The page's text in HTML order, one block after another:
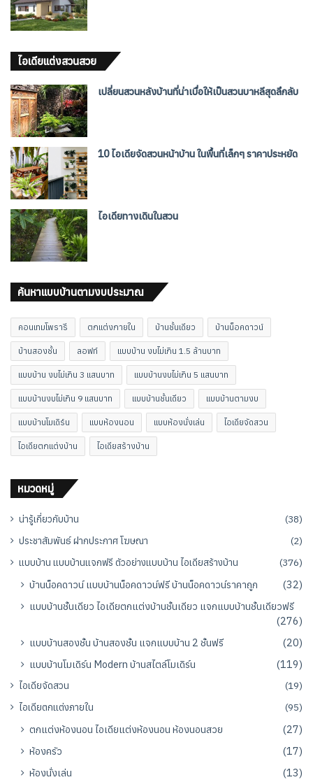
ไอเดียแต่งสวนสวย
เปลี่ยนสวนหลังบ้านที่น่าเบื่อให้เป็นสวนบาหลีสุดลึกลับ
10 ไอเดียจัดสวนหน้าบ้าน ในพื้นที่เล็กๆ ราคาประหยัด
ไอเดียทางเดินในสวน
ค้นหาแบบบ้านตามงบประมาณ
คอนเทมโพรารี ตกแต่งภายใน บ้านชั้นเดียว บ้านน็อคดาวน์
บ้านสองชั้น ลอฟท์ แบบบ้าน งบไม่เกิน 1.5 ล้านบาท
แบบบ้าน งบไม่เกิน 3 แสนบาท แบบบ้านงบไม่เกิน 5 แสนบาท
แบบบ้านงบไม่เกิน 9 แสนบาท แบบบ้านชั้นเดียว แบบบ้านตามงบ
แบบบ้านโมเดิร์น แบบห้องนอน แบบห้องนั่งเล่น ไอเดียจัดสวน
ไอเดียตกแต่งบ้าน ไอเดียสร้างบ้าน
หมวดหมู่
น่ารู้เกี่ยวกับบ้าน
(38)
ประชาสัมพันธ์ ฝากประกาศ โฆษณา
(2)
แบบบ้าน แบบบ้านแจกฟรี ตัวอย่างแบบบ้าน ไอเดียสร้างบ้าน
(376)
บ้านน็อคดาวน์ แบบบ้านน็อคดาวน์ฟรี บ้านน็อคดาวน์ราคาถูก
(32)
แบบบ้านชั้นเดียว ไอเดียตกแต่งบ้านชั้นเดียว แจกแบบบ้านชั้นเดียวฟรี
(276)
แบบบ้านสองชั้น บ้านสองชั้น แจกแบบบ้าน 2 ชั้นฟรี
(20)
แบบบ้านโมเดิร์น Modern บ้านสไตล์โมเดิร์น
(119)
ไอเดียจัดสวน
(19)
ไอเดียตกแต่งภายใน
(95)
ตกแต่งห้องนอน ไอเดียแต่งห้องนอน ห้องนอนสวย
(27)
ห้องครัว
(17)
ห้องนั่งเล่น
(13)